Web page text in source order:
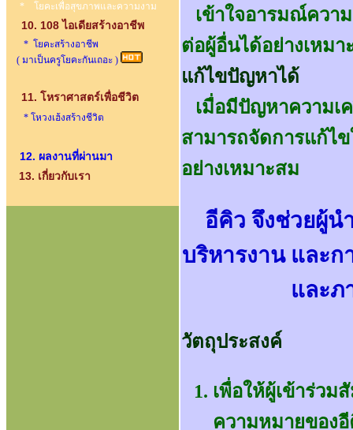
* โยคะเพื่อสุขภาพและความงาม
10. 108 ไอเดียสร้างอาชีพ
* โยคะสร้างอาชีพ
( มาเป็นครูโยคะกันเถอะ )
11. โหราศาสตร์เพื่อชีวิต
* โหวงเฮ้งสร้างชีวิต
12. ผลงานที่ผ่านมา
13. เกี่ยวกับเรา
เข้าใจอารมณ์ควา
ต่อผู้อื่นได้อย่างเหมา
แก้ไขปัญหาได้
เมื่อมีปัญหาความเ
สามารถจัดการแก้ไ
อย่างเหมาะสม
อีคิว จึงช่วยผู้น
บริหารงาน และ
และภ
วัตถุประสงค์
เพื่อให้ผู้เข้าร่วม
ความหมายของ